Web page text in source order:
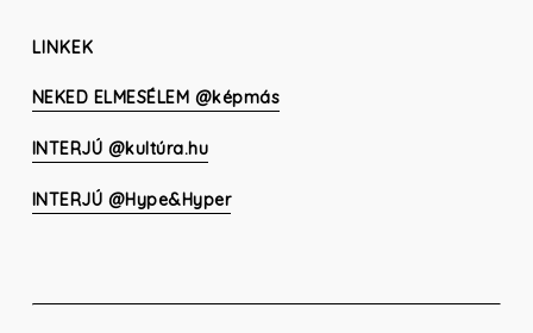
LINKEK
NEKED ELMESÉLEM @képmás
INTERJÚ @kultúra.hu
INTERJÚ @Hype&Hyper